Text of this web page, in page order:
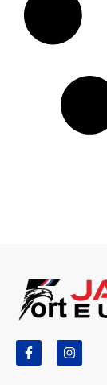
F
a
I
n